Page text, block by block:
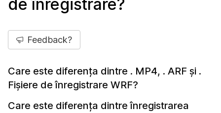
de înregistrare?
Feedback?
Care este diferența dintre . MP4, . ARF și .
Fișiere de înregistrare WRF?
Care este diferența dintre înregistrarea